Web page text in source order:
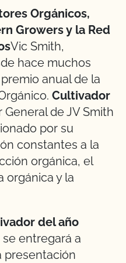
Orgánicos,
Growers y la Red
Vic Smith,
hace muchos
anual de la
Cultivador
General de JV Smith
por su
constantes a la
orgánica, el
orgánica y la
del año
entregará a
presentación